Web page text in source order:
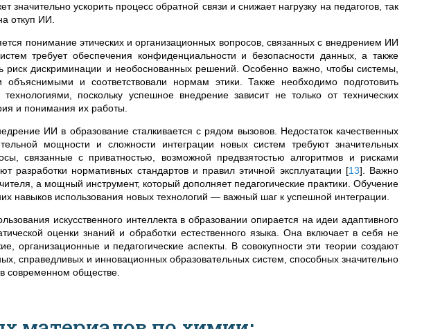
значительно ускорить процесс обратной связи и снижает нагрузку на педагогов, так
откуп ИИ.
понимание этических и организационных вопросов, связанных с внедрением ИИ
требует обеспечения конфиденциальности и безопасности данных, а также
риск дискриминации и необоснованных решений. Особенно важно, чтобы системы,
и соответствовали нормам этики. Также необходимо подготовить
поскольку успешное внедрение зависит не только от технических
и понимания их работы.
ИИ в образование сталкивается с рядом вызовов. Недостаток качественных
мощности и сложности интеграции новых систем требуют значительных
связанные с приватностью, возможной предвзятостью алгоритмов и рисками
разработки нормативных стандартов и правил этичной эксплуатации [13] . Важно
а мощный инструмент, который дополняет педагогические практики. Обучение
навыков использования новых технологий — важный шаг к успешной интеграции.
искусственного интеллекта в образовании опирается на идеи адаптивного
оценки знаний и обработки естественного языка. Она включает в себя не
организационные и педагогические аспекты. В совокупности эти теории создают
справедливых и инновационных образовательных систем, способных значительно
современном обществе.